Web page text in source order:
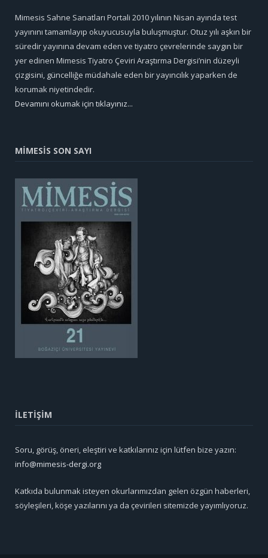
Mimesis Sahne Sanatları Portali 2010 yılının Nisan ayında test
yayınını tamamlayıp okuyucusuyla buluşmuştur. Otuz yılı aşkın bir
süredir yayınına devam eden ve tiyatro çevrelerinde saygın bir
yer edinen Mimesis Tiyatro Çeviri Araştırma Dergisi’nin düzeyli
çizgisini, güncelliğe müdahale eden bir yayıncılık yaparken de
korumak niyetindedir.
Devamını okumak için tıklayınız...
MİMESİS SON SAYI
İLETİŞİM
Soru, görüş, öneri, eleştiri ve katkılarınız için lütfen bize yazın:
info@mimesis-dergi.org
Katkıda bulunmak isteyen okurlarımızdan gelen özgün haberleri,
söyleşileri, köşe yazılarını ya da çevirileri sitemizde yayımlıyoruz.